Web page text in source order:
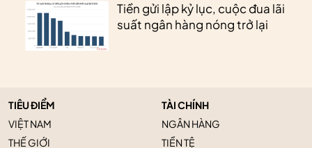
Tiền gửi lập kỷ lục, cuộc đua lãi
suất ngân hàng nóng trở lại
TIÊU ĐIỂM
VIỆT NAM
THẾ GIỚI
TÀI CHÍNH
NGÂN HÀNG
TIỀN TỆ